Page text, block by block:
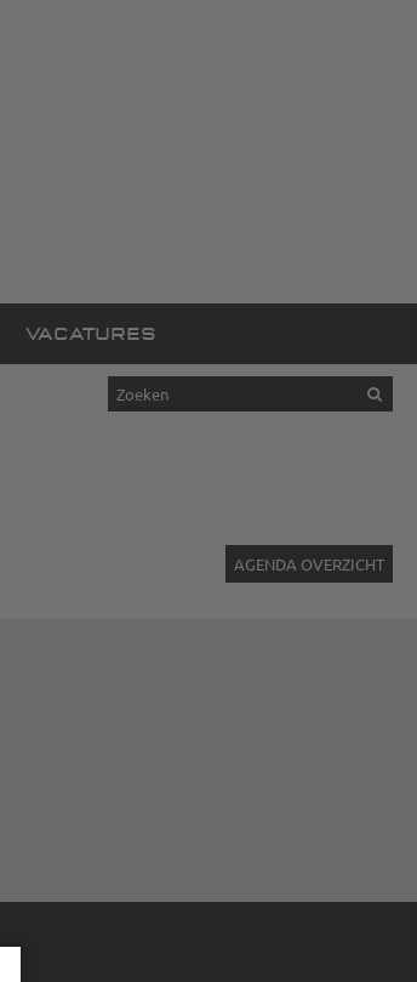
VACATURES
AGENDA OVERZICHT